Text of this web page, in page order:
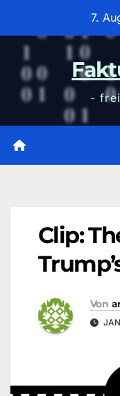
7.
-
Clip:
Von